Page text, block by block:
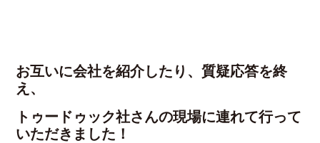
お互いに会社を紹介したり、質疑応答を終
え、
トゥードゥック社さんの現場に連れて行って
いただきました！